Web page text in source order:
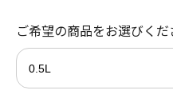
ご希望の商品をお選びくだ